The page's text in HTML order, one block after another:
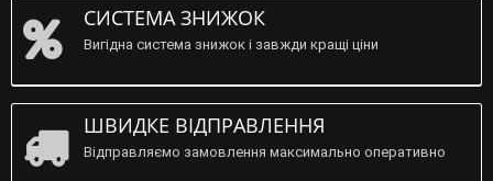
СИСТЕМА ЗНИЖОК
Вигідна система знижок і завжди кращі ціни
ШВИДКЕ ВІДПРАВЛЕННЯ
Відправляємо замовлення максимально оперативно